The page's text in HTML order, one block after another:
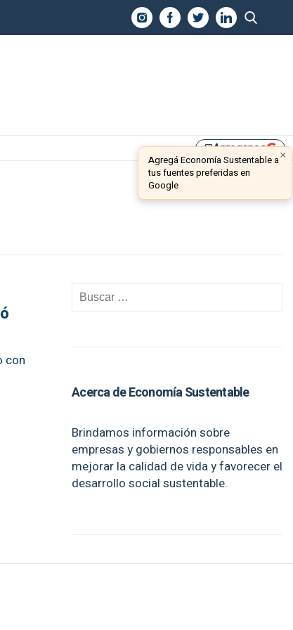
library_addAgreganos ×
Agregá Economía Sustentable a
tus fuentes preferidas en
Google
con
Acerca de Economía Sustentable
Brindamos información sobre
empresas y gobiernos responsables en
mejorar la calidad de vida y favorecer el
desarrollo social sustentable.